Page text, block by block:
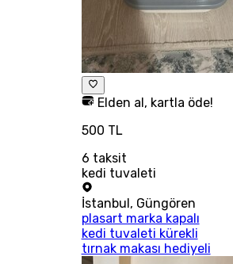
Elden al, kartla öde!
500 TL
6 taksit
kedi tuvaleti
İstanbul, Güngören
plasart marka kapalı
kedi tuvaleti kürekli
tırnak makası hediyeli